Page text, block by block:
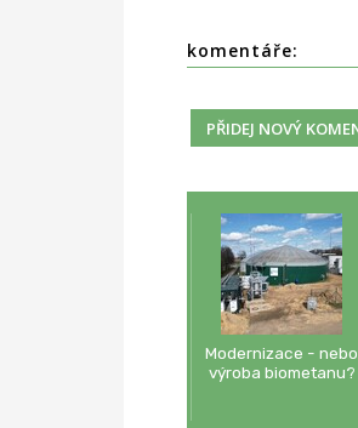
komentáře:
Modernizace - nebo
výroba biometanu?